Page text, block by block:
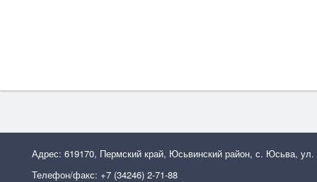
Адрес: 619170, Пермский край, Юсьвинский район, с. Юсьва, ул.
Телефон/факс: +7 (34246) 2-71-88